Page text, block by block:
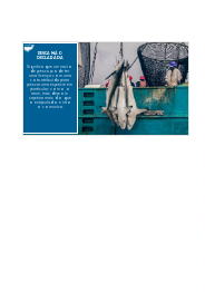
PESCA NÃO
DECLARADA
Significa que um navio
de pesca pode ter
uma licença com uma
cota atribuída para
pescar uma espécie em
particular, como o
atum, mas depois
captura mais do que
o estipulado e não
o comunica.